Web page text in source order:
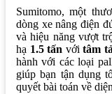
Sumitomo, một
dòng xe nâng điện
và hiệu năng vượt
hạ 1.5 tấn vớitâm
hành với các loại
giúp bạn tận dụng
quyết bài toán về